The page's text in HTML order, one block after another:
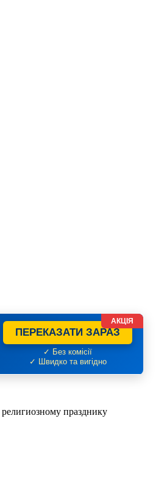
ПЕРЕКАЗАТИ ЗАРАЗ
✓ Без комісії
✓ Швидко та вигідно
АКЦІЯ
празднику